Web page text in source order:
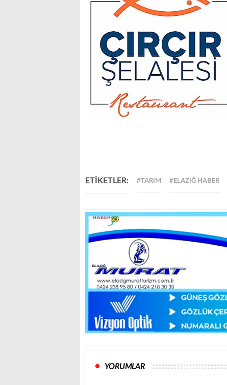
ETİKETLER: #TARIM #ELAZIĞ HABER
YORUMLAR